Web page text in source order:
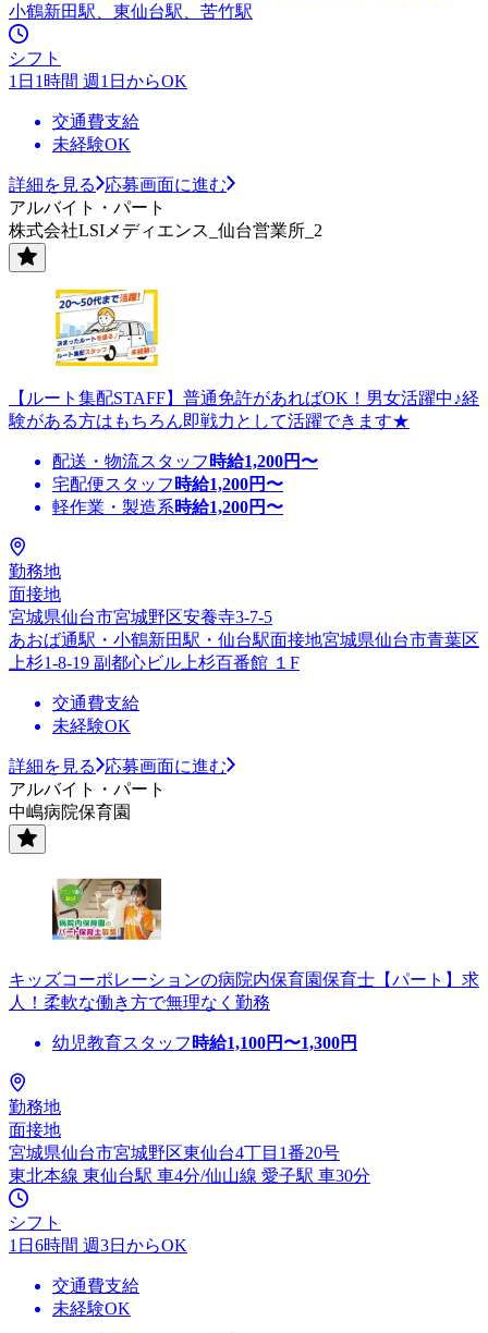
小鶴新田駅、東仙台駅、苦竹駅
シフト
1日1時間 週1日からOK
交通費支給
未経験OK
詳細を見る
応募画面に進む
アルバイト・パート
株式会社LSIメディエンス_仙台営業所_2
【ルート集配STAFF】普通免許があればOK！男女活躍中♪経
験がある方はもちろん即戦力として活躍できます★
配送・物流スタッフ 時給1,200円〜
宅配便スタッフ 時給1,200円〜
軽作業・製造系時給1,200円〜
勤務地
面接地
宮城県仙台市宮城野区安養寺3-7-5
あおば通駅・小鶴新田駅・仙台駅面接地宮城県仙台市青葉区
上杉1-8-19 副都心ビル上杉百番館 １F
交通費支給
未経験OK
詳細を見る
応募画面に進む
アルバイト・パート
中嶋病院保育園
キッズコーポレーションの病院内保育園保育士【パート】求
人！柔軟な働き方で無理なく勤務
幼児教育スタッフ 時給1,100円〜1,300円
勤務地
面接地
宮城県仙台市宮城野区東仙台4丁目1番20号
東北本線 東仙台駅 車4分/仙山線 愛子駅 車30分
シフト
1日6時間 週3日からOK
交通費支給
未経験OK